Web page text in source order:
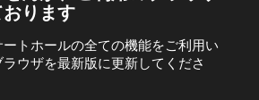
ります
トホールの全ての機能をご利用い
ウザを最新版に更新してくださ